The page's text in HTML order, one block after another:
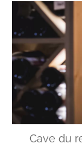
Cave du